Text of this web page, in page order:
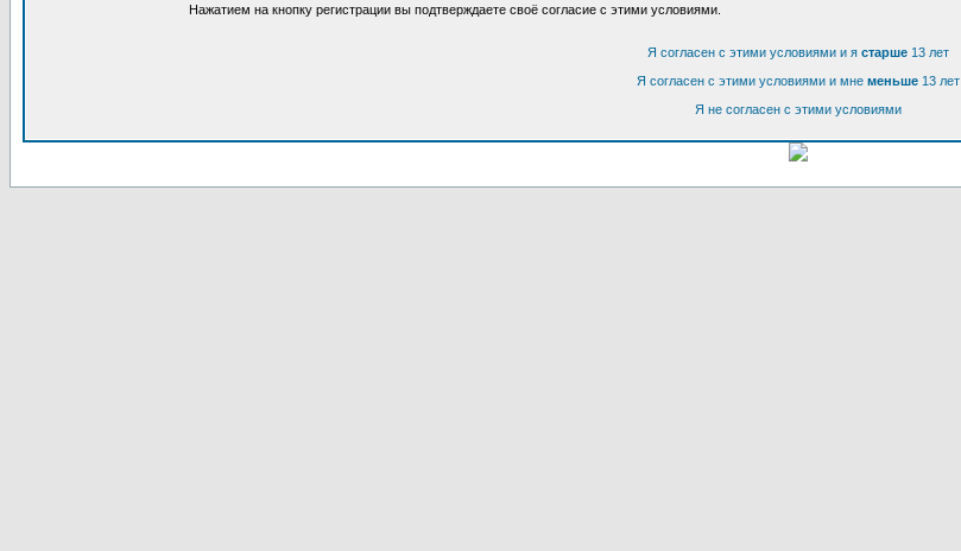
Нажатием на кнопку регистрации вы подтверждаете своё согласие с этими условиями.
Я согласен с этими условиями и я старше 13 лет
Я согласен с этими условиями и мне меньше 13 лет
Я не согласен с этими условиями